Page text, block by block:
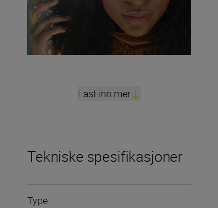
Last inn mer
Tekniske spesifikasjoner
Type